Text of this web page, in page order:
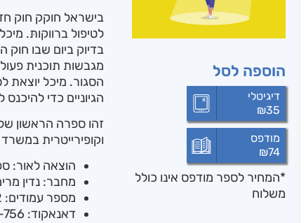
הוספה לסל
דיגיטלי
₪35
מודפס
₪74
*המחיר לספר מודפס אינו כולל
משלוח
בדיוק ביום שבו חוק
מגבשות תוכנית
הסגור. מיכל יוצאת
הגיוניים כדי להיכנס לגיל 30
וקופירייטרית
הוצאה לאור:
מחבר: נדין
מספר עמודים: 172
דאנאקוד: 1272-756